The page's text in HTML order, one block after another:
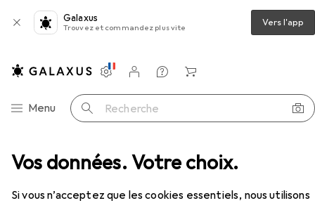
Vos données. Votre choix.
Si vous n’acceptez que les cookies essentiels, nous utilisons
Galaxus
Trouvez et commandez plus vite Vers l'app
Navigation par catégorie
Menu Recherche
Paramètres
Compte client
Listes de comparaison
Listes d'envies
Panier
Varta Chargeur de prise LCD+ (LCD Plug Charger+)